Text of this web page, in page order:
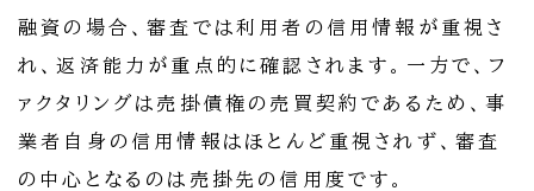
融資の場合、審査では利用者の信用情報が重視さ
れ、返済能力が重点的に確認されます。一方で、フ
ァクタリングは売掛債権の売買契約であるため、事
業者自身の信用情報はほとんど重視されず、審査
の中心となるのは売掛先の信用度です。